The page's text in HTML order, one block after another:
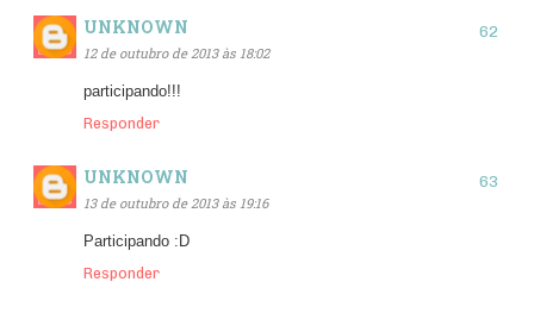
UNKNOWN
12 de outubro de 2013 às 18:02
participando!!!
Responder
UNKNOWN
13 de outubro de 2013 às 19:16
Participando :D
Responder